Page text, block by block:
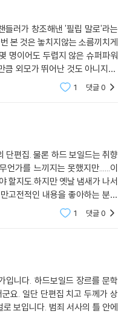
노부인 곁을 떠난 주된 이유였
홀렸을 때 나사가 좀 풀리는 것과
상자 같은 금고에 아무렇게나
아프리카 지부티의 프랑스 인 보
지 모조품인지 구별할 정도의
남았을 때 아무런 방해도 받지
.
“하루 25달러에 총 250달러를
나가 우는소리를 했다.
이들도 많으니까. 오랜만에 애나
요, 애나.”
정성에 날카로운 비유가 살아
투, 객관적인 묘사 등 그만의 특
리스크Chandleresque’라는 단
하고, 이렇다 할 감정 없이 건조
보일드는 하나의 장르로 확고하
은 오락물에서 문학의 자리까
살아 있는 그의 작품은 할리
. 그리고 그 역시도 시나리오
학상 수상자 윌리엄 포크너가 영
여 챈들러의 각본이나 영화화된
을 끼친다.
기에 물꼬를 틀어준 동기이자 장
달마스, 조니 달마스 등으로 다
에도 ‘탐정 사무실’이라고 썼던
를 통해 단편소설과 장편소설을
수 있다.
들러가 창조해낸 '필립 말로'라는
본 것은 놓치지않는 소름끼치게
명이어도 두렵지 않은 슈퍼파워
외모가 뛰어난 것도 아니지만.
느 소설의 어느 캐릭터도 흉내내
1 댓글0
단편집. 물론 하드 보일드는 취향
가를 느끼지는 못했지만......이
할지도.하지만 옛날 냄새가 나서
고전적인 내용을 좋아하는 분이
미 하루키도 좋아하는 작가라고
1 댓글0
입니다. 하드보일드 장르를 문학
요. 일단 단편집 치고 두께가 상
보입니다. 범죄 서사의 틀 안에